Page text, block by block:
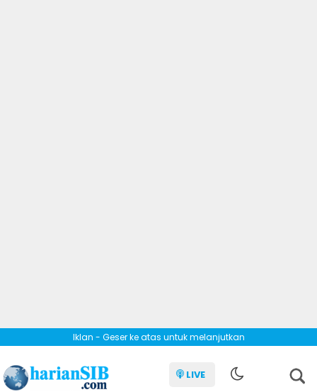
Iklan - Geser ke atas untuk melanjutkan
LIVE